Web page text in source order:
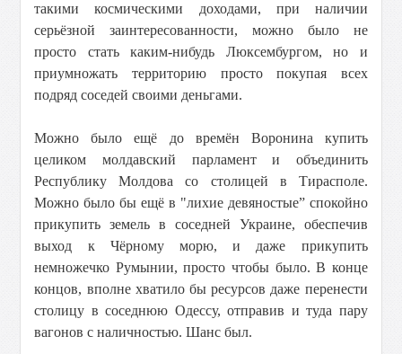
такими космическими доходами, при наличии
серьёзной заинтересованности, можно было не
просто стать каким-нибудь Люксембургом, но и
приумножать территорию просто покупая всех
подряд соседей своими деньгами.
Можно было ещё до времён Воронина купить
целиком молдавский парламент и объединить
Республику Молдова со столицей в Тирасполе.
Можно было бы ещё в "лихие девяностые” спокойно
прикупить земель в соседней Украине, обеспечив
выход к Чёрному морю, и даже прикупить
немножечко Румынии, просто чтобы было. В конце
концов, вполне хватило бы ресурсов даже перенести
столицу в соседнюю Одессу, отправив и туда пару
вагонов с наличностью. Шанс был.